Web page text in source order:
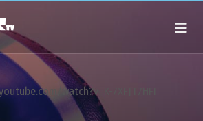
watch?v=K-7XFJT7HFI